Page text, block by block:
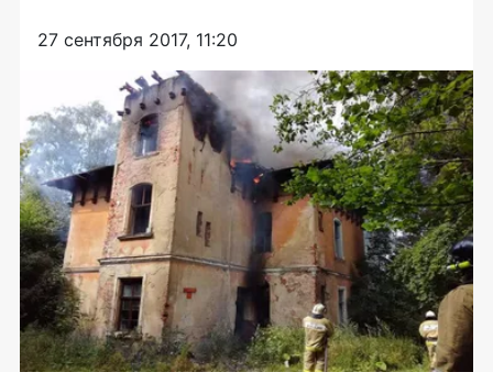
27 сентября 2017, 11:20